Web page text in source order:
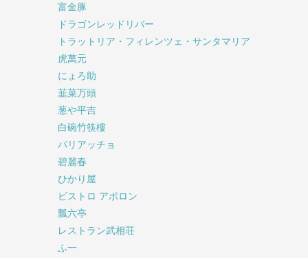
富金豚
ドラゴンレッドリバー
トラットリア・フィレンツェ・サンタマリア
虎萬元
にょろ助
韮菜万頭
葱や平吉
白碗竹筷樓
パリアッチョ
碧麗春
ひかり屋
ビストロ アポロン
瓢六亭
レストラン武相荘
ふ一